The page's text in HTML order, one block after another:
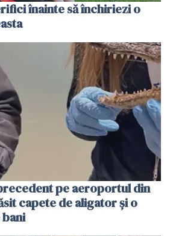
înainte să închiriezi o
pe aeroportul din
capete de aligator și o
bani